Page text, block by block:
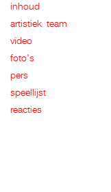
inhoud
artistiek team
video
foto's
pers
speellijst
reacties